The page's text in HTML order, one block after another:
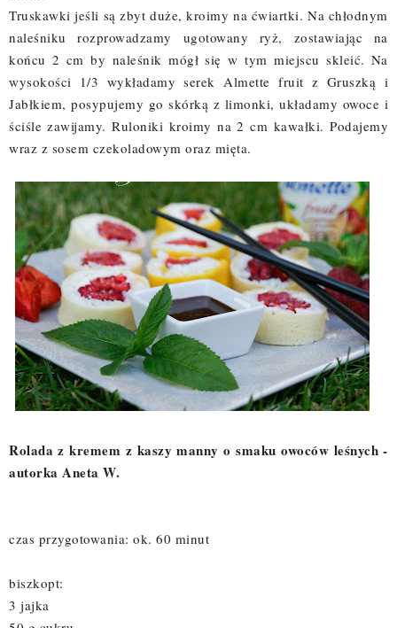
Truskawki jeśli są zbyt duże, kroimy na ćwiartki. Na chłodnym
naleśniku rozprowadzamy ugotowany ryż, zostawiając na
końcu 2 cm by naleśnik mógł się w tym miejscu skleić. Na
wysokości 1/3 wykładamy serek Almette fruit z Gruszką i
Jabłkiem, posypujemy go skórką z limonki, układamy owoce i
ściśle zawijamy. Ruloniki kroimy na 2 cm kawałki. Podajemy
wraz z sosem czekoladowym oraz mięta.
Rolada z kremem z kaszy manny o smaku owoców leśnych -
autorka Aneta W.
czas przygotowania: ok. 60 minut
biszkopt:
3 jajka